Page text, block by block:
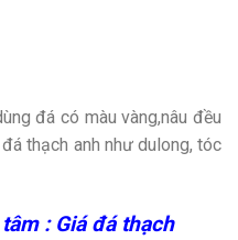
đá có màu vàng,nâu đều
thạch anh như dulong, tóc
tâm : Giá đá thạch